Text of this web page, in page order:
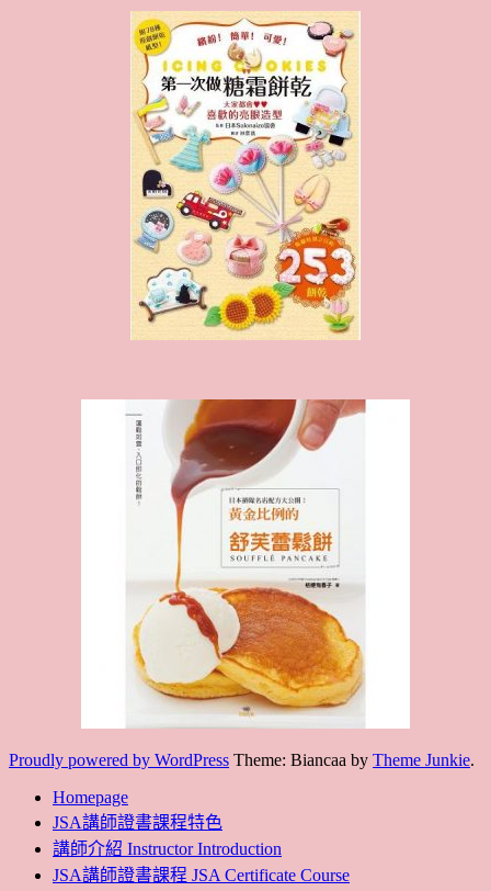
Proudly powered by WordPress Theme: Biancaa by Theme Junkie.
Homepage
JSA講師證書課程特色
講師介紹 Instructor Introduction
JSA講師證書課程 JSA Certificate Course